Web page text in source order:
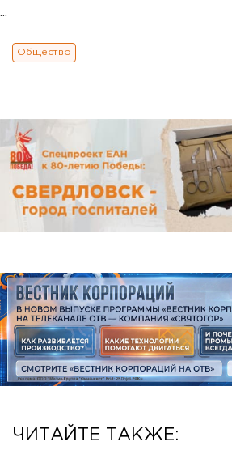
...
Общество
ЧИТАЙТЕ ТАКЖЕ: